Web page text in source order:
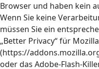
Browser und haben kein
Wenn Sie keine
müssen Sie ein
„Better Privacy“ für
(https://
oder das Adobe-Flash-